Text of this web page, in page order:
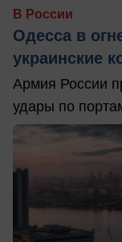
В России
Одесса в
украинские
Армия России
удары по